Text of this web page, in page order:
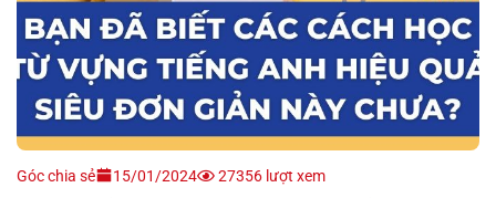
Góc chia sẻ 15/01/2024 27356 lượt xem